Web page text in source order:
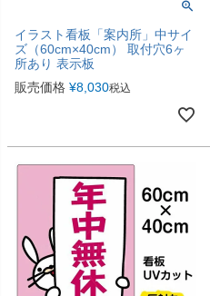
イラスト看板「案内所」中サイ
ズ（60cm×40cm） 取付穴6ヶ
所あり 表示板
販売価格 ¥8,030税込